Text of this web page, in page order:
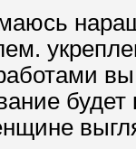
будет